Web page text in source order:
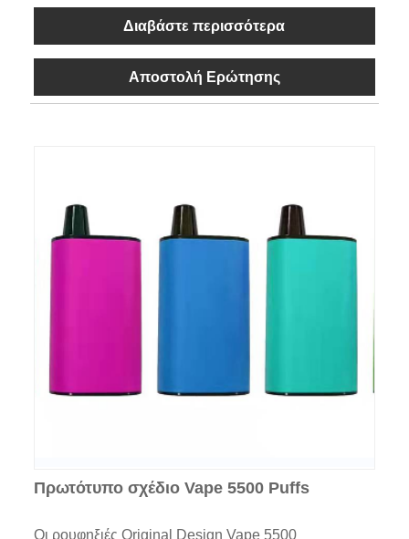
Διαβάστε περισσότερα
Αποστολή Ερώτησης
Πρωτότυπο σχέδιο Vape 5500 Puffs
Οι ρουφηξιές Original Design Vape 5500